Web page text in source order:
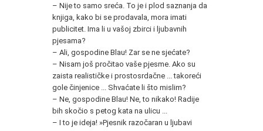
– Nije to samo sreća. To je i plod saznanja da
knjiga, kako bi se prodavala, mora imati
publicitet. Ima li u vašoj zbirci i ljubavnih
pjesama?
– Ali, gospodine Blau! Zar se ne sjećate?
– Nisam još pročitao vaše pjesme. Ako su
zaista realističke i prostosrdačne ... takoreći
gole činjenice ... Shvaćate li što mislim?
– Ne, gospodine Blau! Ne, to nikako! Radije
bih skočio s petog kata na ulicu ...
– I to je ideja! »Pjesnik razočaran u ljubavi